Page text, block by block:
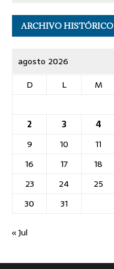
ARCHIVO HISTÓRICO
agosto 2026
D
L M
2
3 4
9
10 11
16
17 18
23
24 25
30
31
« Jul